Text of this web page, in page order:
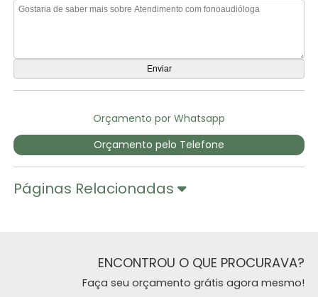
Orçamento por Whatsapp
Orçamento pelo Telefone
Páginas Relacionadas
ENCONTROU O QUE PROCURAVA?
Faça seu orçamento grátis agora mesmo!